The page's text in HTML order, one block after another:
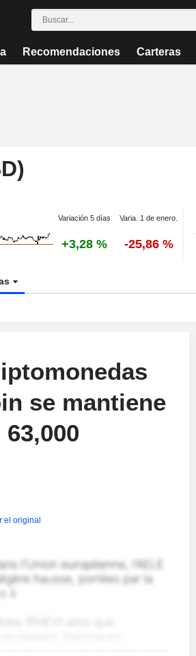
Recomendaciones Carteras
Variación 5 días Varia. 1 de enero.
+3,28 % -25,86 %
se mantiene
el original